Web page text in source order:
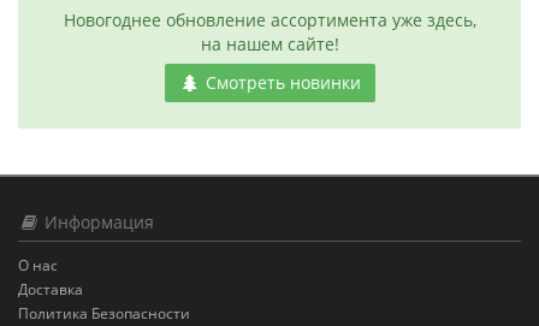
Новогоднее обновление ассортимента уже здесь,
на нашем сайте!
Смотреть новинки
Информация
О нас
Доставка
Политика Безопасности